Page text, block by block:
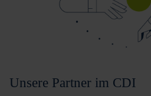
Unsere Partner im CDI